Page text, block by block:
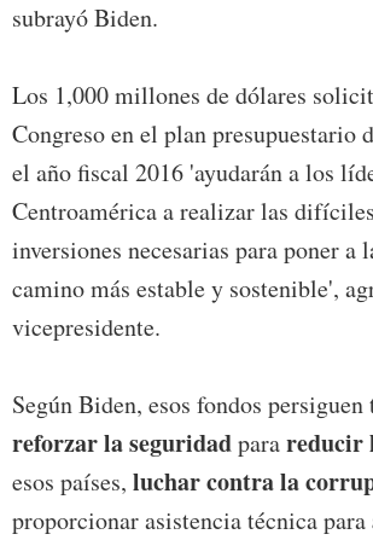
subrayó Biden.
Los 1,000 millones de dólares
Congreso en el plan presupuestario
el año fiscal 2016 'ayudarán a los
Centroamérica a realizar las
inversiones necesarias para poner a
camino más estable y sostenible',
vicepresidente.
Según Biden, esos fondos
reforzar la seguridadparareducir
esos países, luchar contra la
proporcionar asistencia técnica para